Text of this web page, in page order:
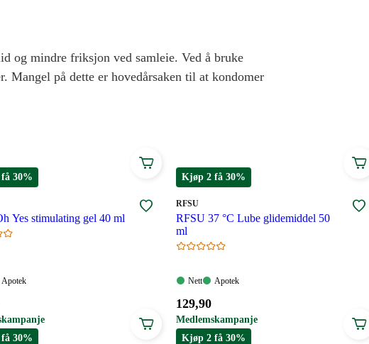
og mindre friksjon ved samleie. Ved å bruke
Mangel på dette er hovedårsaken til at kondomer
30%
Yes stimulating gel 40 ml
Apotek:
Apotek
Kjøp 2 få 30%
MERKE
RFSU
RFSU 37 °C Lube glidemiddel 50
ml
Nett:
Nett
Apotek:
Apotek
Pris:
129,90
kroner.
129,90
Medlemskampanje
30% Kjøp 2 få 30%